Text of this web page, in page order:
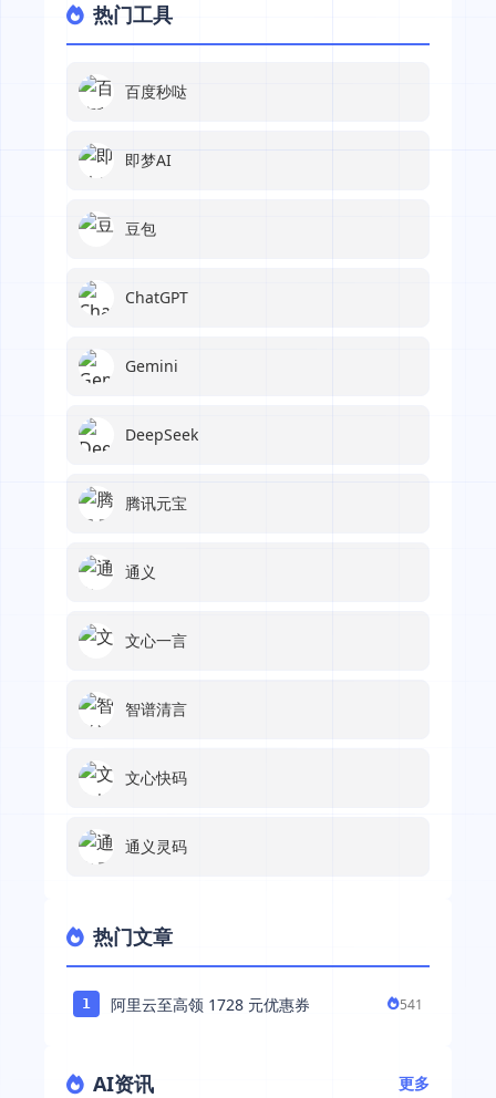
热门工具
百度秒哒
即梦AI
豆包
ChatGPT
Gemini
DeepSeek
腾讯元宝
通义
文心一言
智谱清言
文心快码
通义灵码
热门文章
1 阿里云至高领 1728 元优惠券 541
AI资讯 更多